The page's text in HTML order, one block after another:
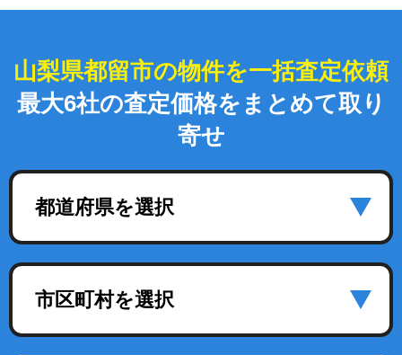
山梨県都留市の物件を一括査定依頼
最大6社の査定価格をまとめて取り
寄せ
都道府県を選択
市区町村を選択